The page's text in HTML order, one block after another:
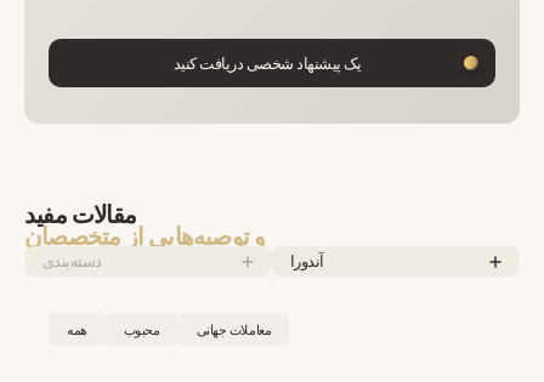
یک پیشنهاد شخصی دریافت کنید
مقالات مفید
و توصیه‌هایی از متخصصان
دسته‌بندی آندورا
همه محبوب معاملات جهانی